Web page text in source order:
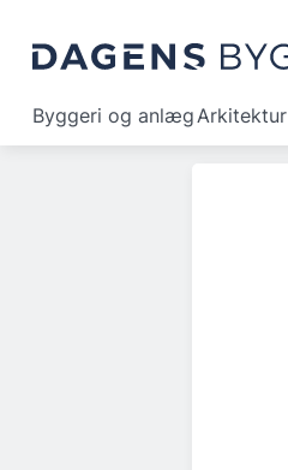
Byggeri og anlægArkitektur